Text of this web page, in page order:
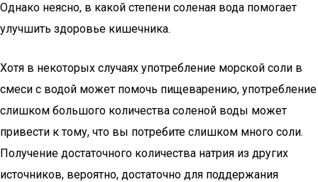
Однако неясно, в какой степени соленая вода помогает
улучшить здоровье кишечника.
Хотя в некоторых случаях употребление морской соли в
смеси с водой может помочь пищеварению, употребление
слишком большого количества соленой воды может
привести к тому, что вы потребите слишком много соли.
Получение достаточного количества натрия из других
источников, вероятно, достаточно для поддержания